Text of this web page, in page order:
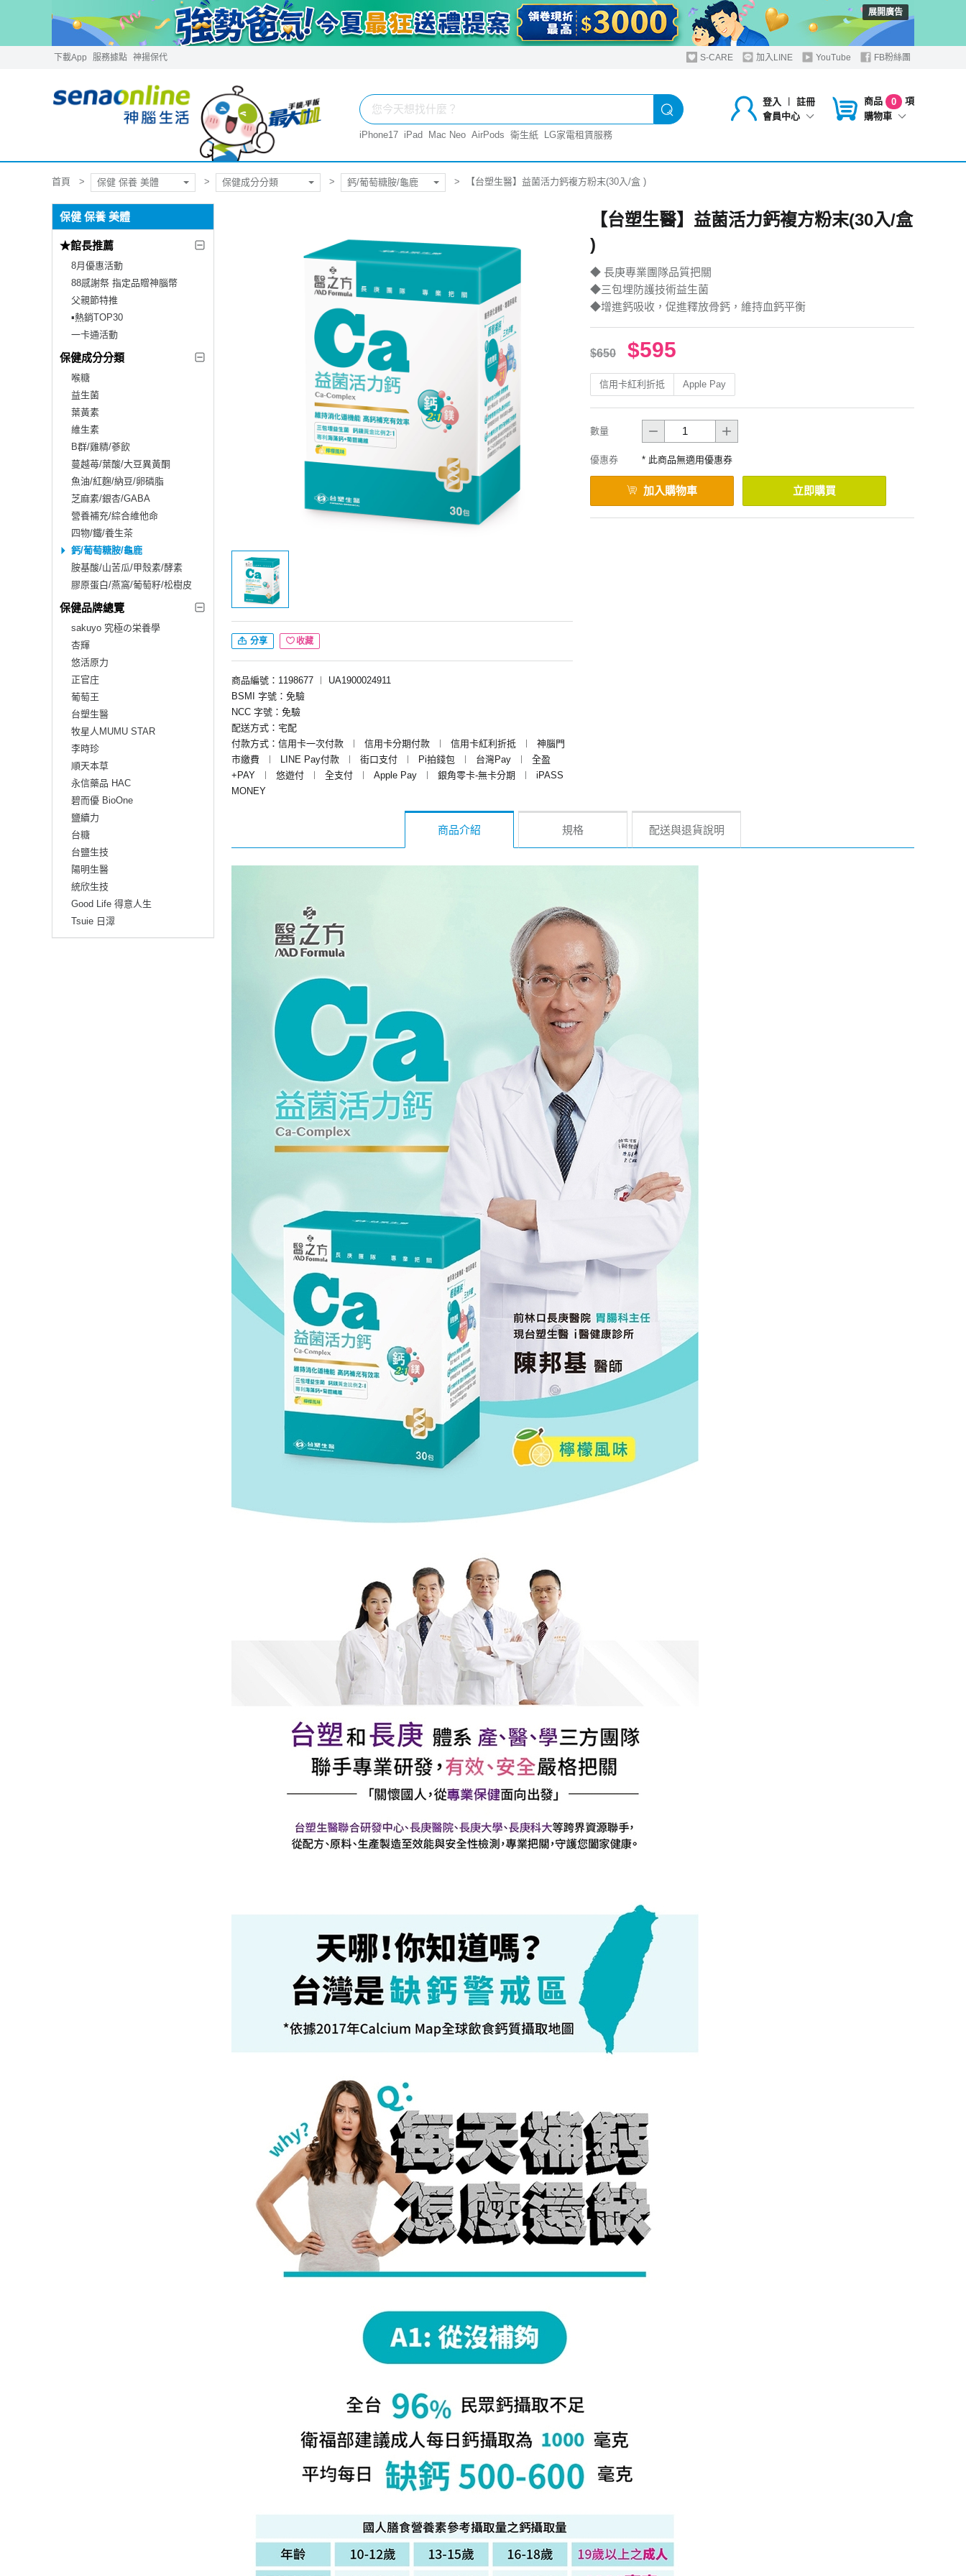
展開廣告
下載App 服務據點 神揚保代 S-CARE 加入LINE YouTube FB粉絲團
登入 ︱
註冊
會員中心
商品 0
項
購物車
iPhone17 iPad Mac Neo AirPods 衛生紙 LG家電租賃服務
首頁 保健 保養 美體 保健成分分類 鈣/葡萄糖胺/龜鹿 【台塑生醫】益菌活力鈣複方粉末(30入/盒 )
保健 保養 美體
★館長推薦
8月優惠活動
88感謝祭 指定品贈神腦幣
父親節特推
▪︎熱銷TOP30
一卡通活動
保健成分分類
喉糖
益生菌
葉黃素
維生素
B群/雞精/蔘飲
蔓越苺/葉酸/大豆異黃酮
魚油/紅麴/納豆/卵磷脂
芝麻素/銀杏/GABA
營養補充/綜合維他命
四物/鐵/養生茶
鈣/葡萄糖胺/龜鹿
胺基酸/山苦瓜/甲殼素/酵素
膠原蛋白/燕窩/葡萄籽/松樹皮
保健品牌總覽
sakuyo 究極の栄養學
杏輝
悠活原力
正官庄
葡萄王
台塑生醫
牧星人MUMU STAR
李時珍
順天本草
永信藥品 HAC
碧而優 BioOne
鹽續力
台糖
台鹽生技
陽明生醫
統欣生技
Good Life 得意人生
Tsuie 日濢
分享 收藏
商品編號：1198677 ︱
UA1900024911
BSMI 字號：免驗
NCC 字號：免驗
配送方式：宅配
付款方式：信用卡一次付款
︱ 信用卡分期付款 ︱ 信用卡紅利折抵 ︱
神腦門
市繳費
︱ LINE Pay付款 ︱ 街口支付 ︱ Pi拍錢包 ︱ 台灣Pay ︱
全盈
+PAY
︱ 悠遊付 ︱ 全支付 ︱ Apple Pay ︱ 銀角零卡-無卡分期 ︱
iPASS
MONEY
【台塑生醫】益菌活力鈣複方粉末(30入/盒
)
◆ 長庚專業團隊品質把關
◆三包埋防護技術益生菌
◆增進鈣吸收，促進釋放骨鈣，維持血鈣平衡
$650 $595
信用卡紅利折抵 Apple Pay
數量
優惠券 * 此商品無適用優惠券
加入購物車 立即購買
商品介紹 規格 配送與退貨說明